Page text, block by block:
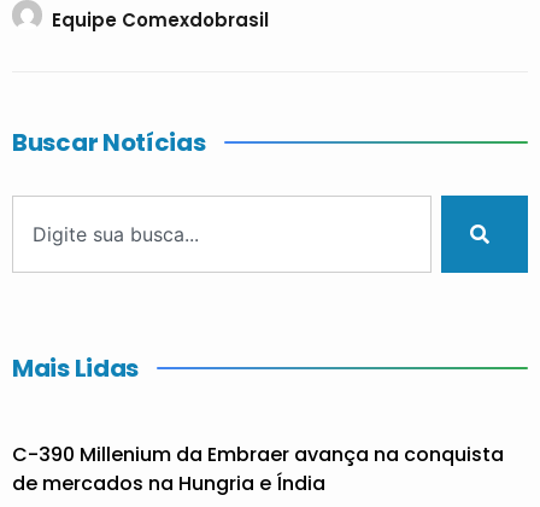
Equipe Comexdobrasil
Buscar Notícias
Mais Lidas
C-390 Millenium da Embraer avança na conquista
de mercados na Hungria e Índia